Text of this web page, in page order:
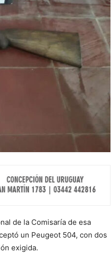
de la Comisaría de esa
un Peugeot 504, con dos
exigida.